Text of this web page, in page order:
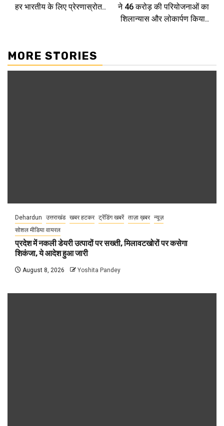
हर भारतीय के लिए प्रेरणास्रोत..
ने ₹46 करोड़ की परियोजनाओं का
शिलान्यास और लोकार्पण किया..
MORE STORIES
Dehardun उत्तराखंड खबर हटकर ट्रेंडिंग खबरें ताज़ा ख़बर न्यूज़
सोशल मीडिया वायरल
प्रदेश में नकली डेयरी उत्पादों पर सख्ती, मिलावटखोरों पर कसेगा
शिकंजा, ये आदेश हुआ जारी
August 8, 2026 Yoshita Pandey